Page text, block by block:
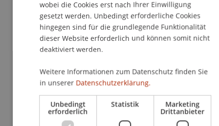
Weitere Informationen zumFinance Research
Seminarund zumWirtschaftspolitischen Seminar
Alpenrheinfinden Sie unter:
Zu allen Forschungsseminaren
wobei die Cookies erst nach Ihrer Einwilligung
gesetzt werden. Unbedingt erforderliche Cookies
hingegen sind für die grundlegende Funktionalität
dieser Website erforderlich und können somit nicht
deaktiviert werden.
Weitere Informationen zum Datenschutz finden Sie
in unserer Datenschutzerklärung.
Unbedingt
erforderlich
Statistik Marketing
Drittanbieter